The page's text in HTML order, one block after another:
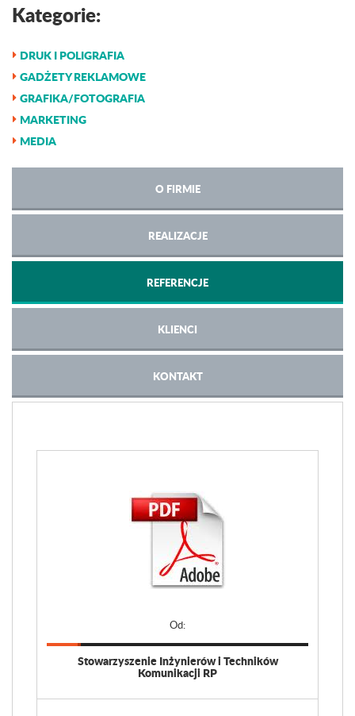
Kategorie:
DRUK I POLIGRAFIA
GADŻETY REKLAMOWE
GRAFIKA/FOTOGRAFIA
MARKETING
MEDIA
O FIRMIE
REALIZACJE
REFERENCJE
KLIENCI
KONTAKT
Od:
Stowarzyszenie Inżynierów i Techników
Komunikacji RP